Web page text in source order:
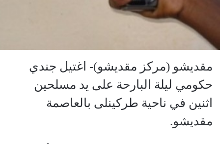
مقديشو (مركز مقديشو)- اغتيل جندي
حكومي ليلة البارحة على يد مسلحين
اثنين في ناحية طركينلى بالعاصمة
مقديشو.